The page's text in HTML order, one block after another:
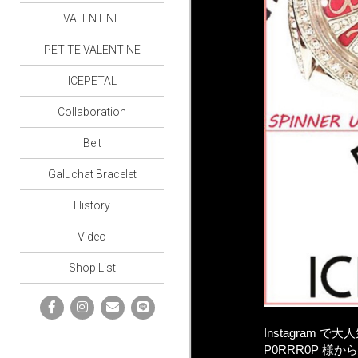
VALENTINE
PETITE VALENTINE
ICEPETAL
Collaboration
Belt
Galuchat Bracelet
History
Video
Shop List
Instagram で大
P0RRR0P 様から